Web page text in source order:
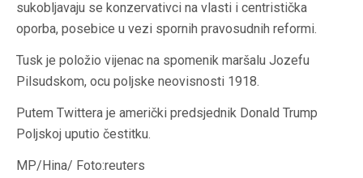
sukobljavaju se konzervativci na vlasti i centristička
oporba, posebice u vezi spornih pravosudnih reformi.
Tusk je položio vijenac na spomenik maršalu Jozefu
Pilsudskom, ocu poljske neovisnosti 1918.
Putem Twittera je američki predsjednik Donald Trump
Poljskoj uputio čestitku.
MP/Hina/ Foto:reuters